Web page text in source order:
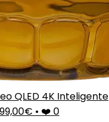
QLED 4K Inteligente
• ❤️ 0